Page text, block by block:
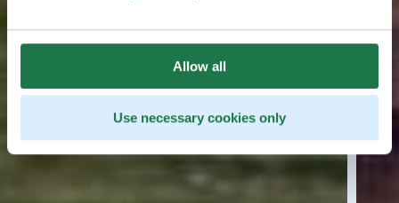
Allow all
Use necessary cookies only